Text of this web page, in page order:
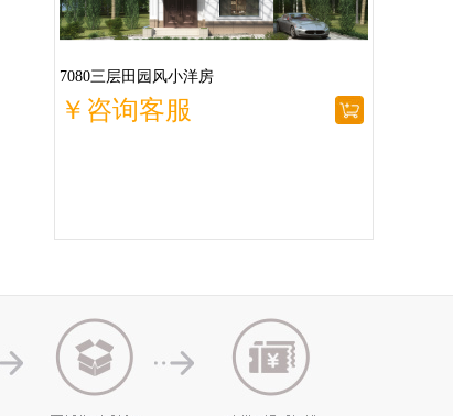
7080三层田园风小洋房
￥咨询客服